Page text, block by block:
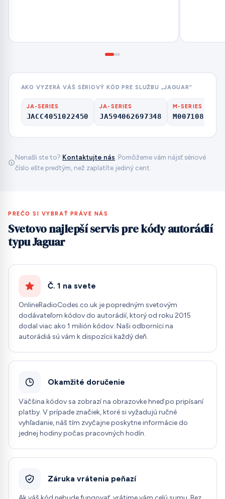
AKO VYZERÁ VÁŠ SÉRIOVÝ KÓD PRE SLUŽBU „JAGUAR“
JA-SERIES
JACC4051022450
JA-SERIES
JA594062697348
M-SERIES
M007108
Nenašli ste to? Kontaktujte nás . Pomôžeme vám nájsť sériové
číslo ešte predtým, než zaplatíte jediný cent.
PREČO SI VYBRAŤ PRÁVE NÁS
Svetovo najlepší servis pre kódy autorádií
typu Jaguar
Č. 1 na svete
OnlineRadioCodes.co.uk je popredným svetovým
dodávateľom kódov do autorádií, ktorý od roku 2015
dodal viac ako 1 milión kódov. Naši odborníci na
autorádiá sú vám k dispozícii každý deň.
Okamžité doručenie
Väčšina kódov sa zobrazí na obrazovke hneď po pripísaní
platby. V prípade značiek, ktoré si vyžadujú ručné
vyhľadanie, náš tím zvyčajne poskytne informácie do
jednej hodiny počas pracovných hodín.
Záruka vrátenia peňazí